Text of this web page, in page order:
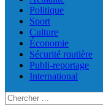
Politique
Sport
Culture
Économie
Sécurité routière
Publi-reportage
International